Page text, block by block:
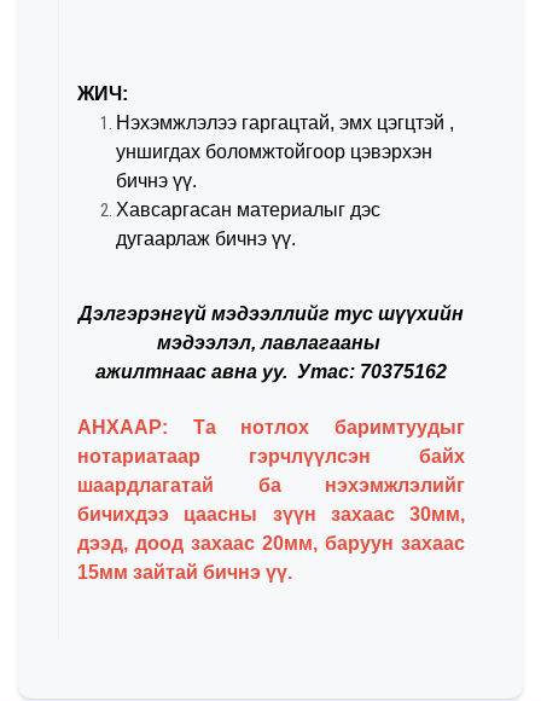
ЖИЧ:
Нэхэмжлэлээ гаргацтай, эмх цэгцтэй ,
уншигдах боломжтойгоор цэвэрхэн
бичнэ үү.
Хавсаргасан материалыг дэс
дугаарлаж бичнэ үү.
Дэлгэрэнгүй мэдээллийг тус шүүхийн
мэдээлэл, лавлагааны
ажилтнаас авна уу. Утас: 70375162
АНХААР: Та нотлох баримтуудыг
нотариатаар гэрчлүүлсэн байх
шаардлагатай ба нэхэмжлэлийг
бичихдээ цаасны зүүн захаас 30мм,
дээд, доод захаас 20мм, баруун захаас
15мм зайтай бичнэ үү.